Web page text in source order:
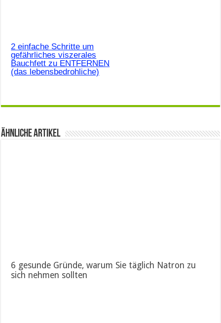
2 einfache Schritte um
gefährliches viszerales
Bauchfett zu ENTFERNEN
(das lebensbedrohliche)
Ähnliche Artikel
6 gesunde Gründe, warum Sie täglich Natron zu
sich nehmen sollten